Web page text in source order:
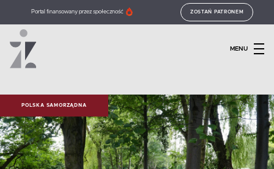
Portal finansowany przez społeczność ZOSTAŃ PATRONEM
MENU
POLSKA SAMORZĄDNA